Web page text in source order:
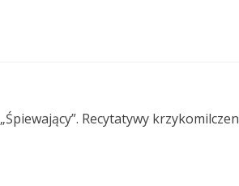
„Śpiewający”. Recytatywy